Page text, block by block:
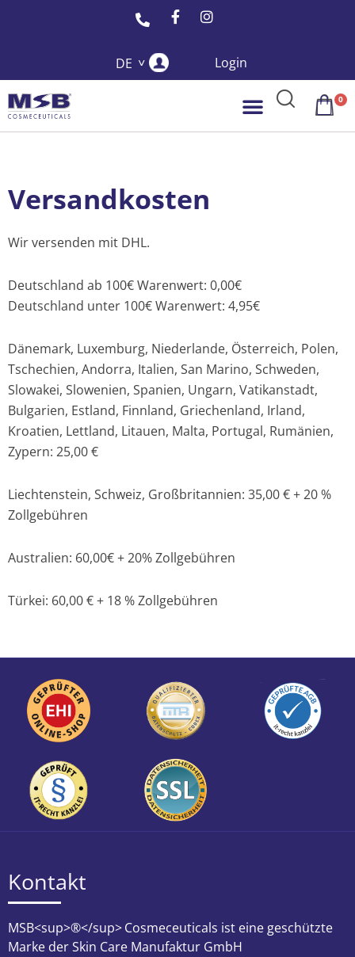
F
a
o
f
I
n
g
DE Login
0
Versandkosten
Wir versenden mit DHL.
Deutschland ab 100€ Warenwert: 0,00€
Deutschland unter 100€ Warenwert: 4,95€
Dänemark, Luxemburg, Niederlande, Österreich, Polen,
Tschechien, Andorra, Italien, San Marino, Schweden,
Slowakei, Slowenien, Spanien, Ungarn, Vatikanstadt,
Bulgarien, Estland, Finnland, Griechenland, Irland,
Kroatien, Lettland, Litauen, Malta, Portugal, Rumänien,
Zypern: 25,00 €
Liechtenstein, Schweiz, Großbritannien: 35,00 € + 20 %
Zollgebühren
Australien: 60,00€ + 20% Zollgebühren
Türkei: 60,00 € + 18 % Zollgebühren
Kontakt
MSB<sup>®</sup>Cosmeceuticals ist eine geschützte
Marke der Skin Care Manufaktur GmbH